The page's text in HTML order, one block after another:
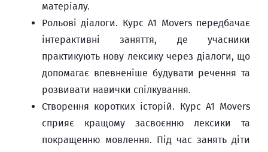
матеріалу.
Рольові діалоги. Курс A1 Movers передбачає
інтерактивні заняття, де учасники
практикують нову лексику через діалоги, що
допомагає впевненіше будувати речення та
розвивати навички спілкування.
Створення коротких історій. Курс A1 Movers
сприяє кращому засвоєнню лексики та
покращенню мовлення. Під час занять діти